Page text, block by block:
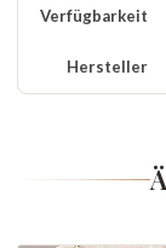
Verfügbarkeit
Hersteller